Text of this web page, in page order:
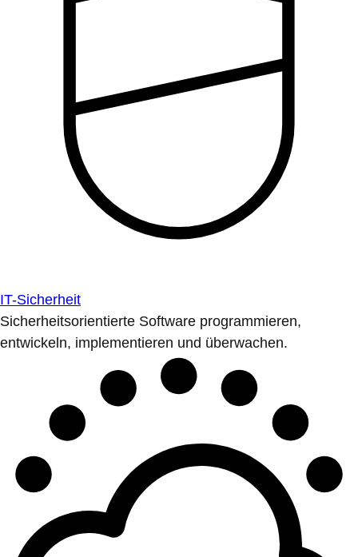
IT-Sicherheit
Sicherheitsorientierte Software programmieren,
entwickeln, implementieren und überwachen.